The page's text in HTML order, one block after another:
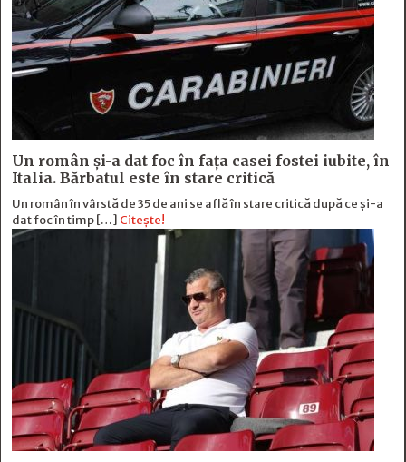
Un român și-a dat foc în fața casei fostei iubite, în
Italia. Bărbatul este în stare critică
Un român în vârstă de 35 de ani se află în stare critică după ce și-a
dat foc în timp […] Citește!